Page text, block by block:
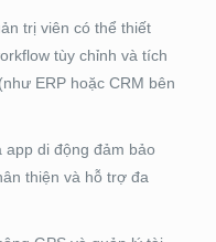
trị viên có thể thiết
tùy chỉnh và tích
ERP hoặc CRM bên
app di động đảm bảo
thiện và hỗ trợ đa